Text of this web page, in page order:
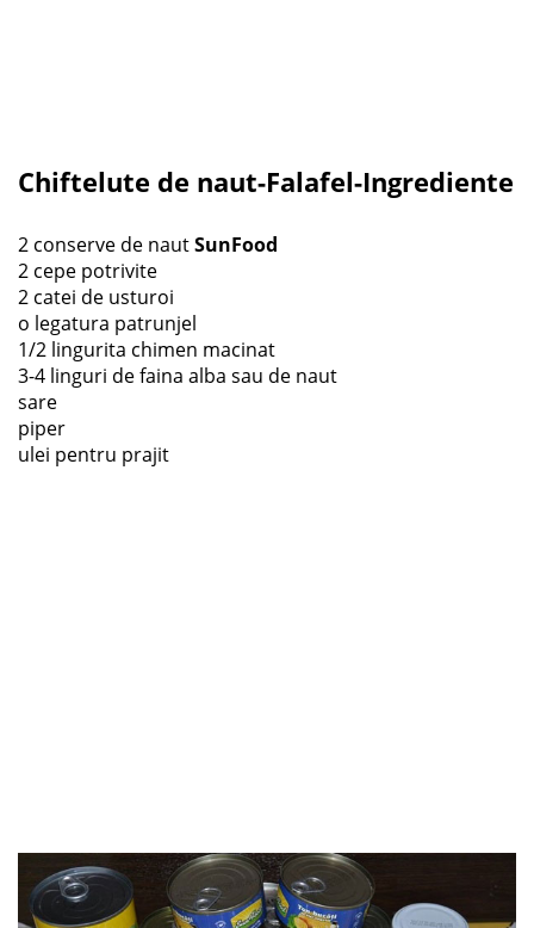
Chiftelute de naut-Falafel-Ingrediente
2 conserve de nautSunFood
2 cepe potrivite
2 catei de usturoi
o legatura patrunjel
1/2 lingurita chimen macinat
3-4 linguri de faina alba sau de naut
sare
piper
ulei pentru prajit